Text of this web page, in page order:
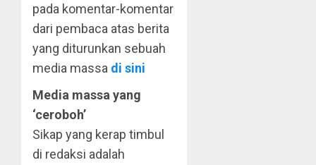
pada komentar-komentar
dari pembaca atas berita
yang diturunkan sebuah
media massa di sini
Media massa yang
‘ceroboh’
Sikap yang kerap timbul
di redaksi adalah